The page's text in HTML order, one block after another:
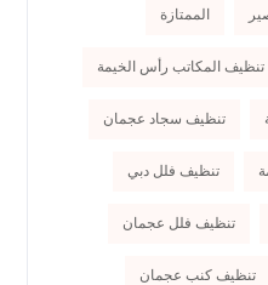
الممتازة
تنظيف المكاتب رأس الخيمة
تنظيف سجاد عجمان
تنظيف فلل دبي
تنظيف فلل عجمان
تنظيف كنب عجمان